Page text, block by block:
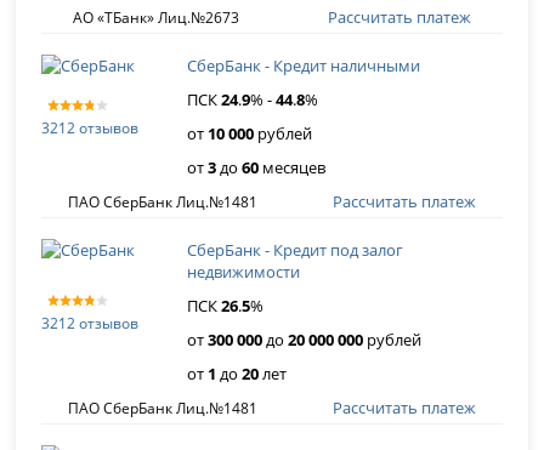
АО «ТБанк» Лиц.№2673 Рассчитать платеж
3212 отзывов
СберБанк - Кредит наличными
ПСК24.9% -44.8%
от 10 000 рублей
от3до60 месяцев
ПАО СберБанк Лиц.№1481 Рассчитать платеж
3212 отзывов
СберБанк - Кредит под залог
недвижимости
ПСК26.5%
от300 000до20 000 000 рублей
от 1 до20лет
ПАО СберБанк Лиц.№1481 Рассчитать платеж